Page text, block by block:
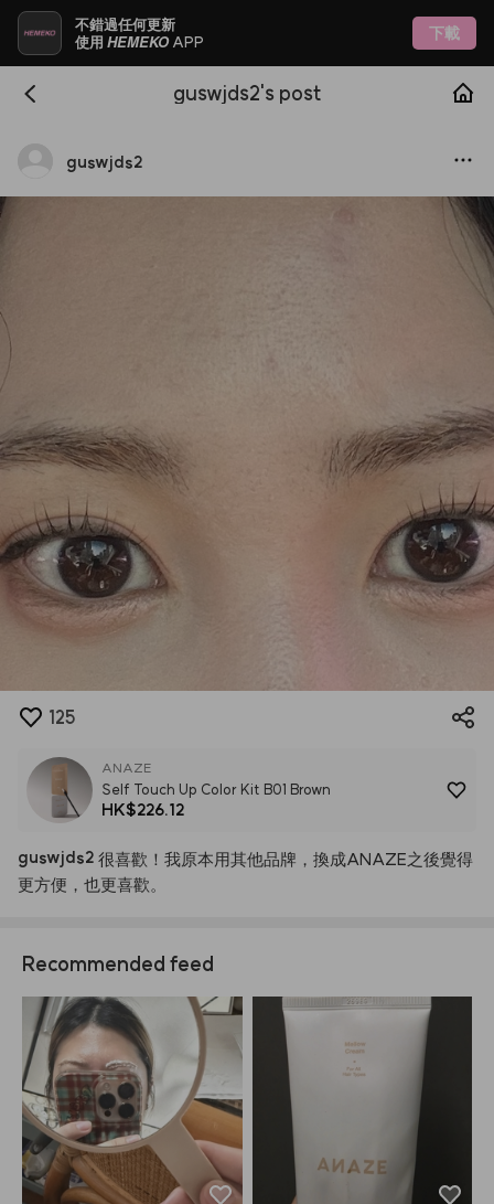
不錯過任何更新
使用 HEMEKO APP 下載
guswjds2's post
guswjds2
125
ANAZE
Self Touch Up Color Kit B01 Brown
HK$226.12
guswjds2 很喜歡！我原本用其他品牌，換成ANAZE之後覺得
更方便，也更喜歡。
Recommended feed